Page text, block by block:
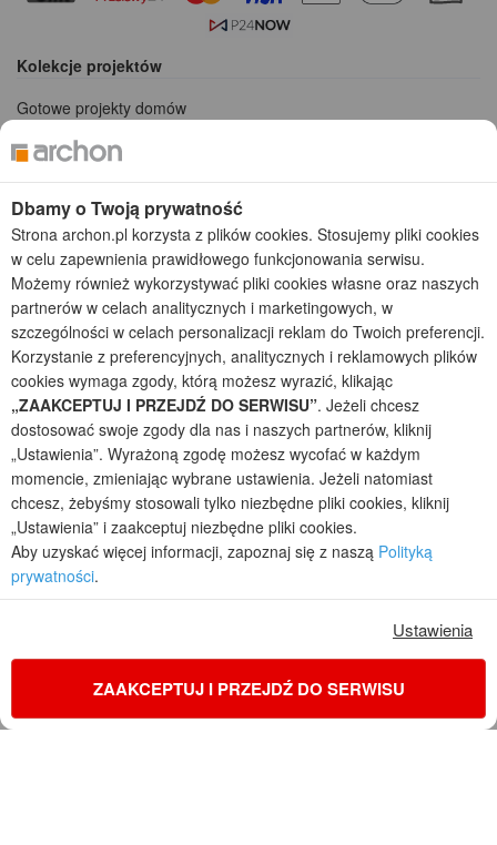
Kolekcje projektów
Gotowe projekty domów
Projekty domów szeregowych
Projekty małych domów (do 150 m2)
Projekty domów wielorodzinnych
Projekty domów bliźniaczych
Projekty domów nowoczesnych
Projekty domów parterowych
2026 © ARCHON+ Biuro Projektów - Tradycyjne i nowoczesne gotowe
projekty domów - autorska pracownia architektoniczna założona w 1990r.
przez arch. Barbarę Mendel
Z uwagi na ciągłe doskonalenie procesu powstawania projektów (zgodnie z
normą ISO 9001), prezentowane na stronie projekty domów mogą
nieznacznie różnić się od dokumentacji technicznej.
Informujemy, iż w celu optymalizacji treści dostępnych w naszym sklepie,
dostosowania ich do Państwa indywidualnych potrzeb korzystamy z
informacji zapisanych za pomocą plików cookies na urządzeniach
końcowych użytkowników. Pliki cookies użytkownik może kontrolować za
pomocą ustawień swojej przeglądarki internetowej. Dalsze korzystanie z
naszego serwisu internetowego, bez zmiany ustawień przeglądarki
internetowej oznacza, iż użytkownik akceptuje stosowanie plików cookies.
Regulamin sklepu internetowego
Reklamacje
Jak zmienić ustawienia cookies
Dbamy o Twoją prywatność
Strona archon.pl korzysta z plików cookies. Stosujemy pliki cookies
w celu zapewnienia prawidłowego funkcjonowania serwisu.
Możemy również wykorzystywać pliki cookies własne oraz naszych
partnerów w celach analitycznych i marketingowych, w
szczególności w celach personalizacji reklam do Twoich preferencji.
Korzystanie z preferencyjnych, analitycznych i reklamowych plików
cookies wymaga zgody, którą możesz wyrazić, klikając
„ZAAKCEPTUJ I PRZEJDŹ DO SERWISU”. Jeżeli chcesz
dostosować swoje zgody dla nas i naszych partnerów, kliknij
„Ustawienia”. Wyrażoną zgodę możesz wycofać w każdym
momencie, zmieniając wybrane ustawienia. Jeżeli natomiast
chcesz, żebyśmy stosowali tylko niezbędne pliki cookies, kliknij
„Ustawienia” i zaakceptuj niezbędne pliki cookies.
Aby uzyskać więcej informacji, zapoznaj się z naszą Polityką
prywatności.
Ustawienia
ZAAKCEPTUJ I PRZEJDŹ DO SERWISU